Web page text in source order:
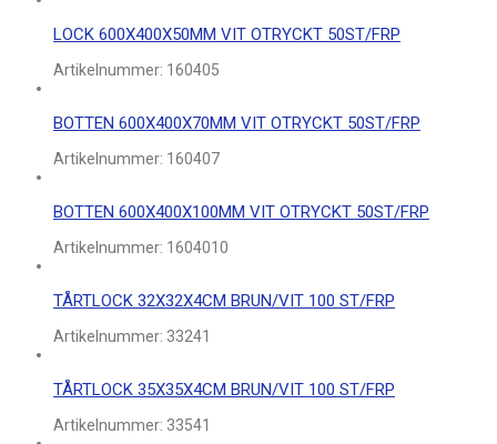
LOCK 600X400X50MM VIT OTRYCKT 50ST/FRP
Artikelnummer: 160405
BOTTEN 600X400X70MM VIT OTRYCKT 50ST/FRP
Artikelnummer: 160407
BOTTEN 600X400X100MM VIT OTRYCKT 50ST/FRP
Artikelnummer: 1604010
TÅRTLOCK 32X32X4CM BRUN/VIT 100 ST/FRP
Artikelnummer: 33241
TÅRTLOCK 35X35X4CM BRUN/VIT 100 ST/FRP
Artikelnummer: 33541